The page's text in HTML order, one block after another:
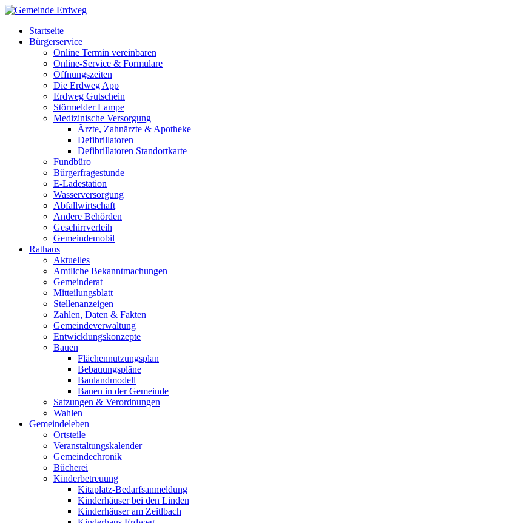
Startseite
Bürgerservice
Online Termin vereinbaren
Online-Service & Formulare
Öffnungszeiten
Die Erdweg App
Erdweg Gutschein
Störmelder Lampe
Medizinische Versorgung
Ärzte, Zahnärzte & Apotheke
Defibrillatoren
Defibrillatoren Standortkarte
Fundbüro
Bürgerfragestunde
E-Ladestation
Wasserversorgung
Abfallwirtschaft
Andere Behörden
Geschirrverleih
Gemeindemobil
Rathaus
Aktuelles
Amtliche Bekanntmachungen
Gemeinderat
Mitteilungsblatt
Stellenanzeigen
Zahlen, Daten & Fakten
Gemeindeverwaltung
Entwicklungskonzepte
Bauen
Flächennutzungsplan
Bebauungspläne
Baulandmodell
Bauen in der Gemeinde
Satzungen & Verordnungen
Wahlen
Gemeindeleben
Ortsteile
Veranstaltungskalender
Gemeindechronik
Bücherei
Kinderbetreuung
Kitaplatz-Bedarfsanmeldung
Kinderhäuser bei den Linden
Kinderhäuser am Zeitlbach